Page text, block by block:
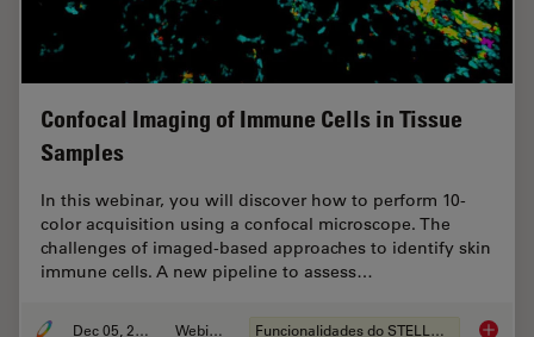
Confocal Imaging of Immune Cells in Tissue
Samples
In this webinar, you will discover how to perform 10-
color acquisition using a confocal microscope. The
challenges of imaged-based approaches to identify skin
immune cells. A new pipeline to assess…
Dec 05, 2022 Webinar Funcionalidades do STELLARIS